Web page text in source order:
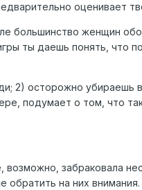
оценивает
большинство женщин
ты даешь понять, что
2) осторожно убираешь
подумает о том, что
возможно, забраковала
на них